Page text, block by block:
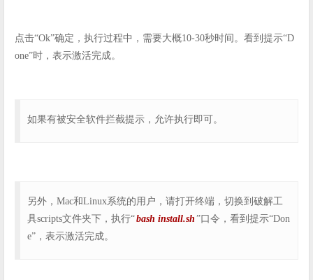
点击“Ok”确定，执行过程中，需要大概10-30秒时间。看到提示“D
one”时，表示激活完成。
如果有被安全软件拦截提示，允许执行即可。
另外，Mac和Linux系统的用户，请打开终端，切换到破解工
具scripts文件夹下，执行“bash install.sh ”口令，看到提示“Don
e”，表示激活完成。